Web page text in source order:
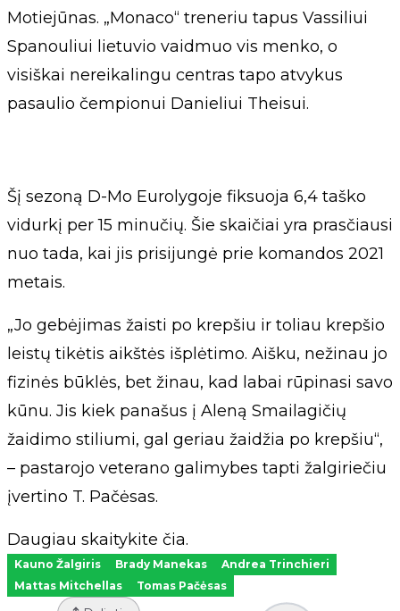
Motiejūnas. „Monaco“ treneriu tapus Vassiliui
Spanouliui lietuvio vaidmuo vis menko, o
visiškai nereikalingu centras tapo atvykus
pasaulio čempionui Danieliui Theisui.
Šį sezoną D-Mo Eurolygoje fiksuoja 6,4 taško
vidurkį per 15 minučių. Šie skaičiai yra prasčiausi
nuo tada, kai jis prisijungė prie komandos 2021
metais.
„Jo gebėjimas žaisti po krepšiu ir toliau krepšio
leistų tikėtis aikštės išplėtimo. Aišku, nežinau jo
fizinės būklės, bet žinau, kad labai rūpinasi savo
kūnu. Jis kiek panašus į Aleną Smailagičių
žaidimo stiliumi, gal geriau žaidžia po krepšiu“,
– pastarojo veterano galimybes tapti žalgiriečiu
įvertino T. Pačėsas.
Daugiau skaitykite čia.
Kauno Žalgiris Brady Manekas
Andrea Trinchieri
Mattas Mitchellas
Tomas Pačėsas